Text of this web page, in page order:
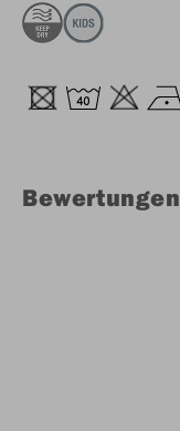
Bewertungen